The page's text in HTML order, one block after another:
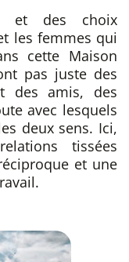
et des choix
les femmes qui
cette Maison
pas juste des
des amis, des
avec lesquels
deux sens. Ici,
tissées
et une